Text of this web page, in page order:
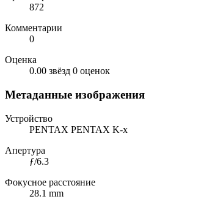
872
Комментарии
0
Оценка
0.00 звёзд 0 оценок
Метаданные изображения
Устройство
PENTAX PENTAX K-x
Апертура
ƒ/6.3
Фокусное расстояние
28.1 mm